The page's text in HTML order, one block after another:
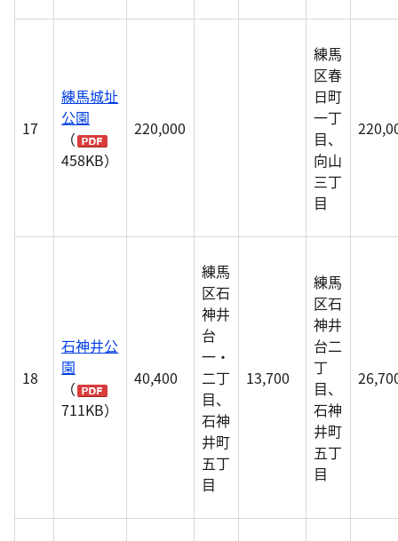
17
練馬城址
公園
（
458KB）
220,000
練馬
区春
日町
一丁
目、
向山
三丁
目
18
石神井公
園
（
711KB）
40,400
練馬
区石
神井
台
一・
二丁
目、
石神
井町
五丁
目
13,700
練馬
区石
神井
台二
丁
目、
石神
井町
五丁
目